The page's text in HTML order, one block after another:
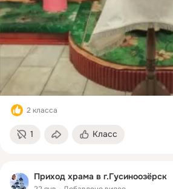
2 класса
1 Класс
Приход храма в г.Гусиноозёрск